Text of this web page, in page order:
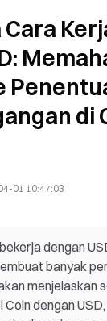
di
01 10:47:03
dengan
banyak
menjelaskan
dengan